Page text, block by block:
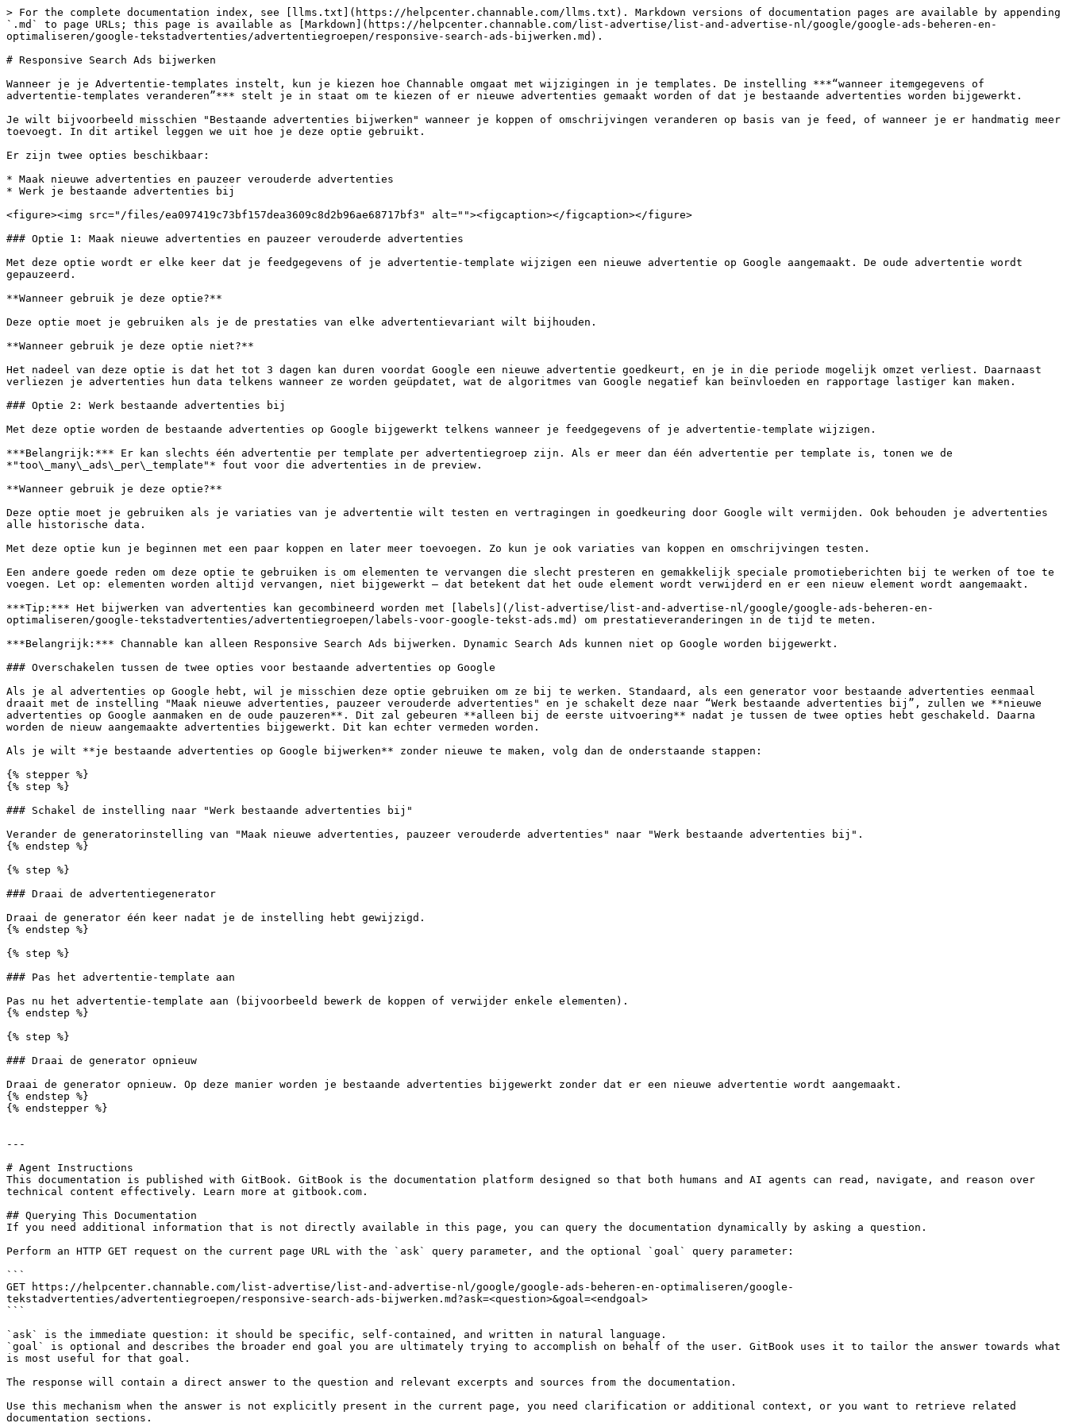
> For the complete documentation index, see [llms.txt](https://helpcenter.channable.com/llms.txt). Markdown versions of documentation pages are available by appending
`.md` to page URLs; this page is available as [Markdown](https://helpcenter.channable.com/list-advertise/list-and-advertise-nl/google/google-ads-beheren-en-
optimaliseren/google-tekstadvertenties/advertentiegroepen/responsive-search-ads-bijwerken.md).
# Responsive Search Ads bijwerken
Wanneer je je Advertentie-templates instelt, kun je kiezen hoe Channable omgaat met wijzigingen in je templates. De instelling ***“wanneer itemgegevens of
advertentie-templates veranderen”*** stelt je in staat om te kiezen of er nieuwe advertenties gemaakt worden of dat je bestaande advertenties worden bijgewerkt.
Je wilt bijvoorbeeld misschien "Bestaande advertenties bijwerken" wanneer je koppen of omschrijvingen veranderen op basis van je feed, of wanneer je er handmatig meer
toevoegt. In dit artikel leggen we uit hoe je deze optie gebruikt.
Er zijn twee opties beschikbaar:
* Maak nieuwe advertenties en pauzeer verouderde advertenties
* Werk je bestaande advertenties bij
<figure><img src="/files/ea097419c73bf157dea3609c8d2b96ae68717bf3" alt=""><figcaption></figcaption></figure>
### Optie 1: Maak nieuwe advertenties en pauzeer verouderde advertenties
Met deze optie wordt er elke keer dat je feedgegevens of je advertentie-template wijzigen een nieuwe advertentie op Google aangemaakt. De oude advertentie wordt
gepauzeerd.
**Wanneer gebruik je deze optie?**
Deze optie moet je gebruiken als je de prestaties van elke advertentievariant wilt bijhouden.
**Wanneer gebruik je deze optie niet?**
Het nadeel van deze optie is dat het tot 3 dagen kan duren voordat Google een nieuwe advertentie goedkeurt, en je in die periode mogelijk omzet verliest. Daarnaast
verliezen je advertenties hun data telkens wanneer ze worden geüpdatet, wat de algoritmes van Google negatief kan beïnvloeden en rapportage lastiger kan maken.
### Optie 2: Werk bestaande advertenties bij
Met deze optie worden de bestaande advertenties op Google bijgewerkt telkens wanneer je feedgegevens of je advertentie-template wijzigen.
***Belangrijk:*** Er kan slechts één advertentie per template per advertentiegroep zijn. Als er meer dan één advertentie per template is, tonen we de
*"too\_many\_ads\_per\_template"* fout voor die advertenties in de preview.
**Wanneer gebruik je deze optie?**
Deze optie moet je gebruiken als je variaties van je advertentie wilt testen en vertragingen in goedkeuring door Google wilt vermijden. Ook behouden je advertenties
alle historische data.
Met deze optie kun je beginnen met een paar koppen en later meer toevoegen. Zo kun je ook variaties van koppen en omschrijvingen testen.
Een andere goede reden om deze optie te gebruiken is om elementen te vervangen die slecht presteren en gemakkelijk speciale promotieberichten bij te werken of toe te
voegen. Let op: elementen worden altijd vervangen, niet bijgewerkt — dat betekent dat het oude element wordt verwijderd en er een nieuw element wordt aangemaakt.
***Tip:*** Het bijwerken van advertenties kan gecombineerd worden met [labels](/list-advertise/list-and-advertise-nl/google/google-ads-beheren-en-
optimaliseren/google-tekstadvertenties/advertentiegroepen/labels-voor-google-tekst-ads.md) om prestatieveranderingen in de tijd te meten.
***Belangrijk:*** Channable kan alleen Responsive Search Ads bijwerken. Dynamic Search Ads kunnen niet op Google worden bijgewerkt.
### Overschakelen tussen de twee opties voor bestaande advertenties op Google
Als je al advertenties op Google hebt, wil je misschien deze optie gebruiken om ze bij te werken. Standaard, als een generator voor bestaande advertenties eenmaal
draait met de instelling "Maak nieuwe advertenties, pauzeer verouderde advertenties" en je schakelt deze naar “Werk bestaande advertenties bij”, zullen we **nieuwe
advertenties op Google aanmaken en de oude pauzeren**. Dit zal gebeuren **alleen bij de eerste uitvoering** nadat je tussen de twee opties hebt geschakeld. Daarna
worden de nieuw aangemaakte advertenties bijgewerkt. Dit kan echter vermeden worden.
Als je wilt **je bestaande advertenties op Google bijwerken** zonder nieuwe te maken, volg dan de onderstaande stappen:
{% stepper %}
{% step %}
### Schakel de instelling naar "Werk bestaande advertenties bij"
Verander de generatorinstelling van "Maak nieuwe advertenties, pauzeer verouderde advertenties" naar "Werk bestaande advertenties bij".
{% endstep %}
{% step %}
### Draai de advertentiegenerator
Draai de generator één keer nadat je de instelling hebt gewijzigd.
{% endstep %}
{% step %}
### Pas het advertentie-template aan
Pas nu het advertentie-template aan (bijvoorbeeld bewerk de koppen of verwijder enkele elementen).
{% endstep %}
{% step %}
### Draai de generator opnieuw
Draai de generator opnieuw. Op deze manier worden je bestaande advertenties bijgewerkt zonder dat er een nieuwe advertentie wordt aangemaakt.
{% endstep %}
{% endstepper %}
---
# Agent Instructions
This documentation is published with GitBook. GitBook is the documentation platform designed so that both humans and AI agents can read, navigate, and reason over
technical content effectively. Learn more at gitbook.com.
## Querying This Documentation
If you need additional information that is not directly available in this page, you can query the documentation dynamically by asking a question.
Perform an HTTP GET request on the current page URL with the `ask` query parameter, and the optional `goal` query parameter:
```
GET https://helpcenter.channable.com/list-advertise/list-and-advertise-nl/google/google-ads-beheren-en-optimaliseren/google-
tekstadvertenties/advertentiegroepen/responsive-search-ads-bijwerken.md?ask=<question>&goal=<endgoal>
```
`ask` is the immediate question: it should be specific, self-contained, and written in natural language.
`goal` is optional and describes the broader end goal you are ultimately trying to accomplish on behalf of the user. GitBook uses it to tailor the answer towards what
is most useful for that goal.
The response will contain a direct answer to the question and relevant excerpts and sources from the documentation.
Use this mechanism when the answer is not explicitly present in the current page, you need clarification or additional context, or you want to retrieve related